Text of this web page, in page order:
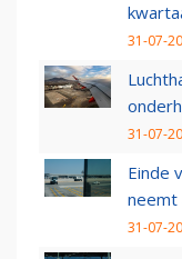
31-07-
31-07-
Einde
neemt
31-07-